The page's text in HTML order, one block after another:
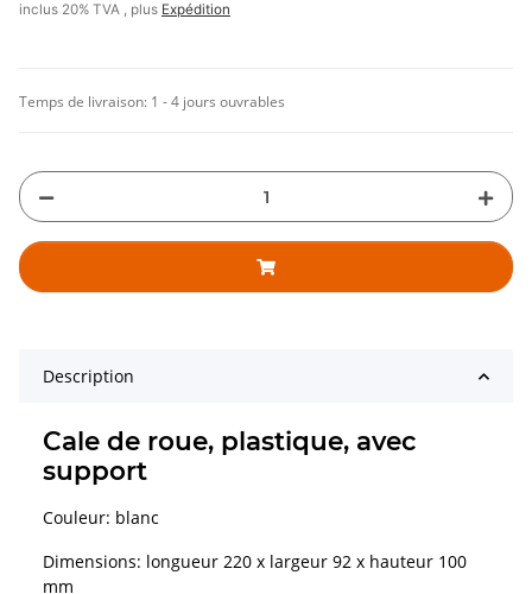
inclus 20% TVA , plus Expédition
Temps de livraison: 1 - 4 jours ouvrables
Description
Cale de roue, plastique, avec
support
Couleur: blanc
Dimensions: longueur 220 x largeur 92 x hauteur 100
mm